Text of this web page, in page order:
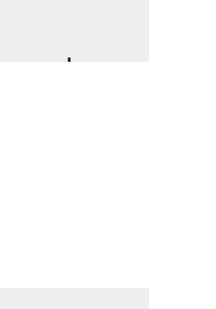
b/n, 9x6